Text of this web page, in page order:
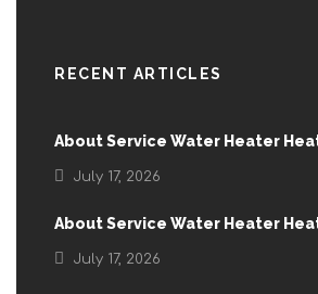
RECENT ARTICLES
About Service Water Heater
July 17, 2026
About Service Water Heater
July 17, 2026